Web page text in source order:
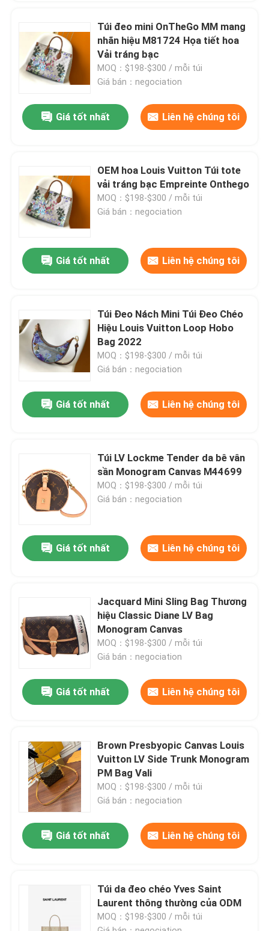
Các sản phẩm
Video
VỀ CHÚNG TÔI
Kiểm soát chất lượng
Liên hệ chúng tôi
Tin tức
Blog
Túi đeo mini OnTheGo MM mang
nhãn hiệu M81724 Họa tiết hoa
Vải tráng bạc
MOQ：$198-$300 / mỗi túi
Giá bán：negociation
Giá tốt nhất Liên hệ chúng tôi
OEM hoa Louis Vuitton Túi tote
vải tráng bạc Empreinte Onthego
MOQ：$198-$300 / mỗi túi
Giá bán：negociation
Giá tốt nhất Liên hệ chúng tôi
Túi Đeo Nách Mini Túi Đeo Chéo
Hiệu Louis Vuitton Loop Hobo
Bag 2022
MOQ：$198-$300 / mỗi túi
Giá bán：negociation
Giá tốt nhất Liên hệ chúng tôi
Túi LV Lockme Tender da bê vân
sần Monogram Canvas M44699
MOQ：$198-$300 / mỗi túi
Giá bán：negociation
Giá tốt nhất Liên hệ chúng tôi
Jacquard Mini Sling Bag Thương
hiệu Classic Diane LV Bag
Monogram Canvas
MOQ：$198-$300 / mỗi túi
Giá bán：negociation
Giá tốt nhất Liên hệ chúng tôi
Brown Presbyopic Canvas Louis
Vuitton LV Side Trunk Monogram
PM Bag Vali
MOQ：$198-$300 / mỗi túi
Giá bán：negociation
Giá tốt nhất Liên hệ chúng tôi
Túi da đeo chéo Yves Saint
Laurent thông thường của ODM
MOQ：$198-$300 / mỗi túi